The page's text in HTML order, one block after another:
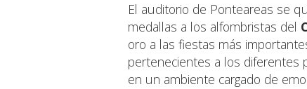
El auditorio de Ponteareas se
medallas a los alfombristas del
oro a las fiestas más
pertenecientes a los diferentes
en un ambiente cargado de